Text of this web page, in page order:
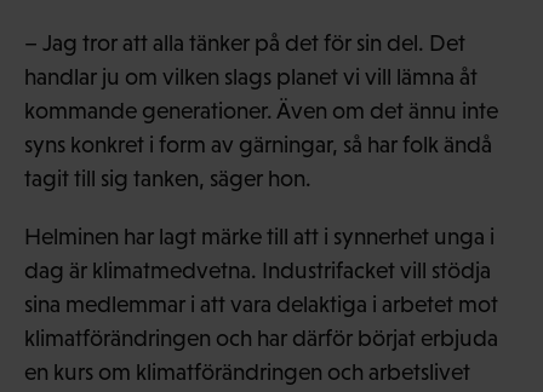
– Jag tror att alla tänker på det för sin del. Det
handlar ju om vilken slags planet vi vill lämna åt
kommande generationer. Även om det ännu inte
syns konkret i form av gärningar, så har folk ändå
tagit till sig tanken, säger hon.
Helminen har lagt märke till att i synnerhet unga i
dag är klimatmedvetna. Industrifacket vill stödja
sina medlemmar i att vara delaktiga i arbetet mot
klimatförändringen och har därför börjat erbjuda
en kurs om klimatförändringen och arbetslivet